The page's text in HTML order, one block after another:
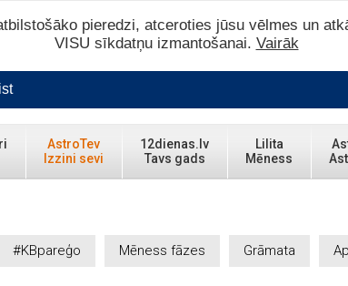
AstroTev
Izzini sevi
12dienas.lv
Tavs gads
Lilita
Mēness
#KBpareģo Mēness fāzes Grāmata
pieredzi, atceroties jūsu vēlmes un
VISU sīkdatņu izmantošanai. Vairāk